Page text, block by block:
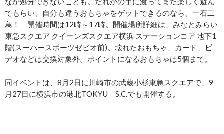
でもらい、自分も違うおもちゃをゲットできるのなら、一石二
鳥！ 開催時間は12時～17時。開催場所詳細は、みなとみらい
東急スクエア クイーンズスクエア横浜 ステーションコア 地下1
階(スーパースポーツゼビオ前)。壊れたおもちゃ、カード、ビ
デオなどは交換対象外。ポイントになるおもちゃは5個まで。
同イベントは、8月2日に川崎市の武蔵小杉東急スクエアで、9
月27日に横浜市の港北TOKYU S.C.でも開催する。